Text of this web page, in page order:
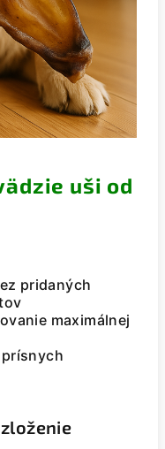
uši od
pridaných
maximálnej